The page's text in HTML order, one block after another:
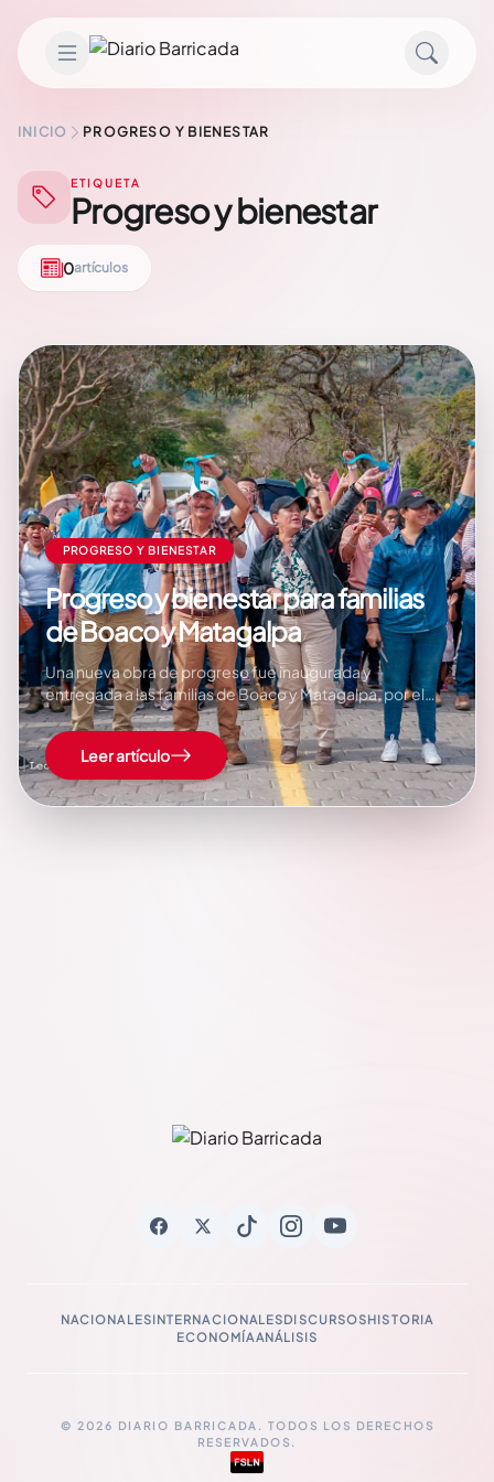
INICIO PROGRESO Y BIENESTAR
ETIQUETA
Progreso y bienestar
0artículos
PROGRESO Y BIENESTAR
Progreso y bienestar para familias
de Boaco y Matagalpa
Una nueva obra de progreso fue inaugurada y
entregada a las familias de Boaco y Matagalpa, por el
Gobierno Sandinista, a través del Ministerio de
Transporte e Infraestructura (MTI). Este tramo carretero
beneficiará a familias que habitan en las comunidades
asentadas entre caminos San José de Los Remates…
Leer artículo
NACIONALESINTERNACIONALESDISCURSOSHISTORIA
ECONOMÍAANÁLISIS
© 2026 DIARIO BARRICADA. TODOS LOS DERECHOS
RESERVADOS.